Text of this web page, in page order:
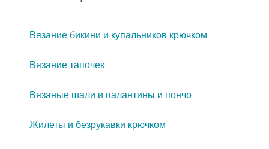
Вязание бикини и купальников крючком
Вязание тапочек
Вязаные шали и палантины и пончо
Жилеты и безрукавки крючком